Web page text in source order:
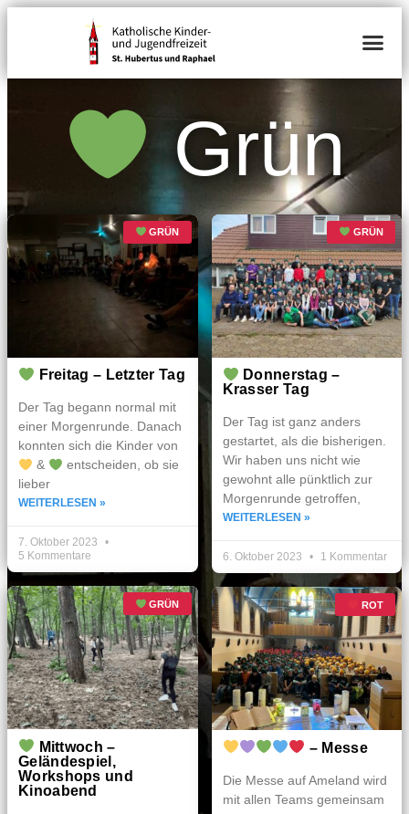
Grün
GRÜN
Freitag – Letzter Tag
Der Tag begann normal mit
einer Morgenrunde. Danach
konnten sich die Kinder von
&
entscheiden, ob sie
lieber
WEITERLESEN »
7. Oktober 2023
5 Kommentare
GRÜN
Donnerstag –
Krasser Tag
Der Tag ist ganz anders
gestartet, als die bisherigen.
Wir haben uns nicht wie
gewohnt alle pünktlich zur
Morgenrunde getroffen,
WEITERLESEN »
6. Oktober 2023 1 Kommentar
GRÜN
Mittwoch –
Geländespiel,
Workshops und
Kinoabend
ROT
– Messe
Die Messe auf Ameland wird
mit allen Teams gemeinsam